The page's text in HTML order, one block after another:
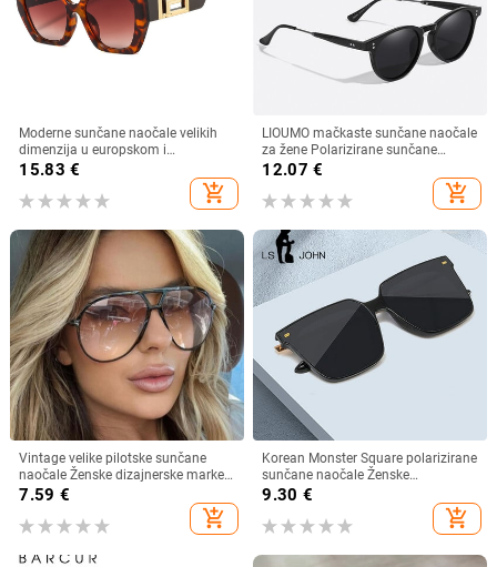
Moderne sunčane naočale velikih
dimenzija u europskom i
američkom stilu, ženske četvrtaste
sunčane naočale s otvorenim
krojem i širokim nogama,
prekograničnim krojem
15.83 €
add_shopping_cart
LIOUMO mačkaste sunčane naočale
za žene Polarizirane sunčane
naočale za muškarce Anti-Glare
Vintage naočale Trendy Shade
Brown Lens zonnebril dames
12.07 €
add_shopping_cart
Vintage velike pilotske sunčane
naočale Ženske dizajnerske marke
Crno-žute naočale s gradijentnim
sunčanim naočalama velikog
okvira UV400 Luksuzne muške
7.59 €
add_shopping_cart
Korean Monster Square polarizirane
sunčane naočale Ženske
visokokvalitetne nježne luksuzne
sunčane naočale Muške prevelike
nijanse UV400 naočale
9.30 €
add_shopping_cart